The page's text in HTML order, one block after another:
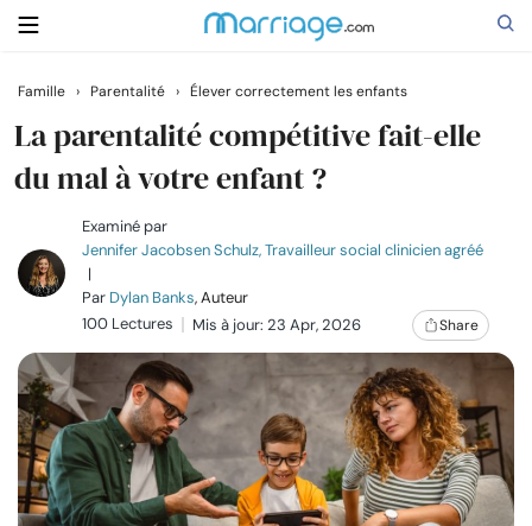
Rechercher
Se marier
Relations
Famille
Aide
Cours
Famille › Parentalité › Élever correctement les enfants
La parentalité compétitive fait-elle
du mal à votre enfant ?
Examiné par
Jennifer Jacobsen Schulz, Travailleur social clinicien agréé
|
Par Dylan Banks, Auteur
100 Lectures
Mis à jour: 23 Apr, 2026 Share